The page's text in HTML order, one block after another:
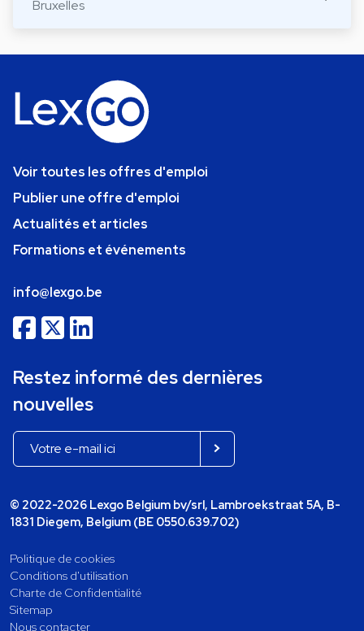
Bruxelles
Voir toutes les offres d'emploi
Publier une offre d'emploi
Actualités et articles
Formations et événements
info@lexgo.be
Restez informé des dernières
nouvelles
© 2022-2026 Lexgo Belgium bv/srl, Lambroekstraat 5A, B-
1831 Diegem, Belgium (BE 0550.639.702)
Politique de cookies
Conditions d'utilisation
Charte de Confidentialité
Sitemap
Nous contacter